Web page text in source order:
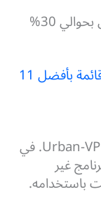
تنخفض سرعة التصفح والتحميل بحوالي 30%
أفضل VPN مجاني للايفون (قائمة بأفضل 11
أثناء البحث والتصفح صادفت برنامج Urban-VPN. في
غير
باستخدامه.